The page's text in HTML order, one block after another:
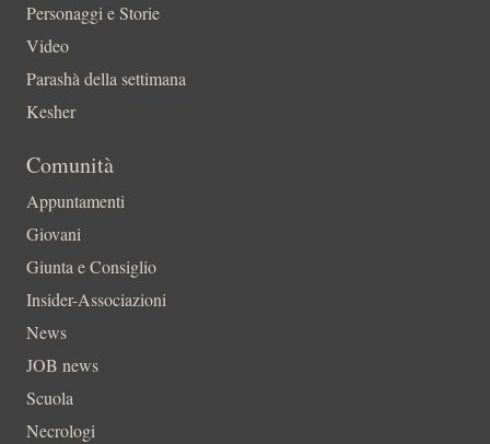
Personaggi e Storie
Video
Parashà della settimana
Kesher
Comunità
Appuntamenti
Giovani
Giunta e Consiglio
Insider-Associazioni
News
JOB news
Scuola
Necrologi